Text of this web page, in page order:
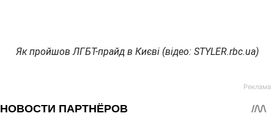
Як пройшов ЛГБТ-прайд в Києві (відео: STYLER.rbc.ua)